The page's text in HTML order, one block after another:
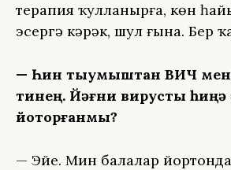
терапия ҡулланырға, көн
эсергә кәрәк, шул ғына. Бер
— Һин тыумыштан ВИЧ
тинең. Йәғни вирусты һиңә
йоҡторғанмы?
— Эйе. Мин балалар